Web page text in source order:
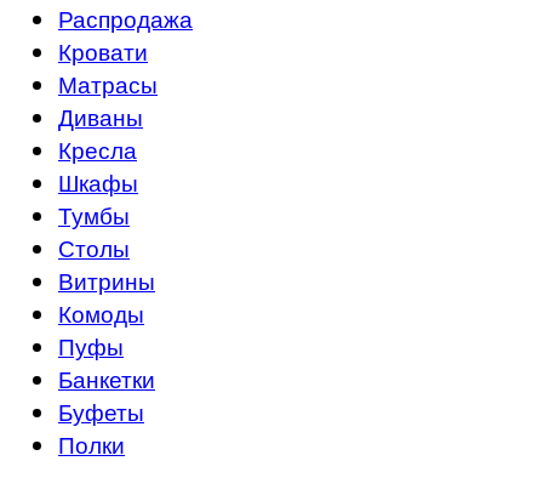
Распродажа
Кровати
Матрасы
Диваны
Кресла
Шкафы
Тумбы
Столы
Витрины
Комоды
Пуфы
Банкетки
Буфеты
Полки